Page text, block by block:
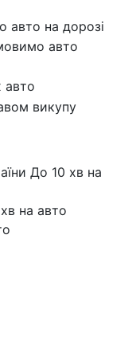
авто на дорозі
авто
авто
викупу
До 10 хв на
на авто